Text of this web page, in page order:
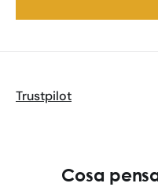
Trustpilot
Cosa